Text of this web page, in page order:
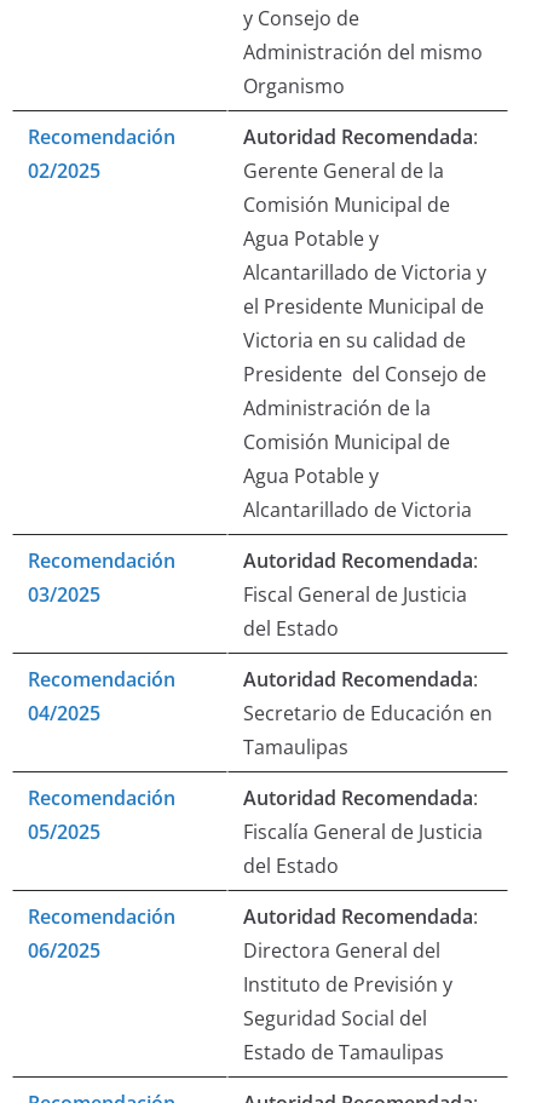
y Consejo de
Administración del mismo
Organismo
Recomendación
02/2025
Autoridad Recomendada:
Gerente General de la
Comisión Municipal de
Agua Potable y
Alcantarillado de Victoria y
el Presidente Municipal de
Victoria en su calidad de
Presidente del Consejo de
Administración de la
Comisión Municipal de
Agua Potable y
Alcantarillado de Victoria
Recomendación
03/2025
Autoridad Recomendada:
Fiscal General de Justicia
del Estado
Recomendación
04/2025
Autoridad Recomendada:
Secretario de Educación en
Tamaulipas
Recomendación
05/2025
Autoridad Recomendada:
Fiscalía General de Justicia
del Estado
Recomendación
06/2025
Autoridad Recomendada:
Directora General del
Instituto de Previsión y
Seguridad Social del
Estado de Tamaulipas